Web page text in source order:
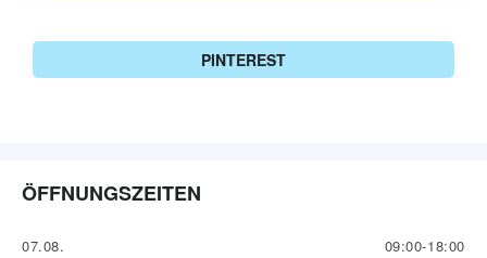
PINTEREST
ÖFFNUNGSZEITEN
07.08.
09:00-18:00